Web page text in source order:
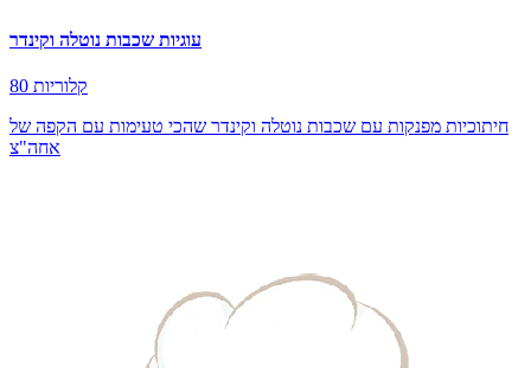
עוגיות שכבות נוטלה וקינדר
80 קלוריות
חיתוכיות מפנקות עם שכבות נוטלה וקינדר שהכי טעימות עם הקפה של
אחה"צ